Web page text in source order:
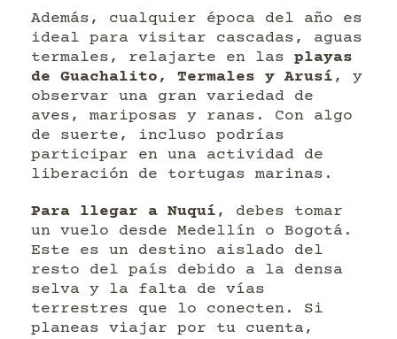
Además, cualquier época del año es
ideal para visitar cascadas, aguas
termales, relajarte en las playas
de Guachalito, Termales y Arusí , y
observar una gran variedad de
aves, mariposas y ranas. Con algo
de suerte, incluso podrías
participar en una actividad de
liberación de tortugas marinas.
Para llegar a Nuquí , debes tomar
un vuelo desde Medellín o Bogotá.
Este es un destino aislado del
resto del país debido a la densa
selva y la falta de vías
terrestres que lo conecten. Si
planeas viajar por tu cuenta,